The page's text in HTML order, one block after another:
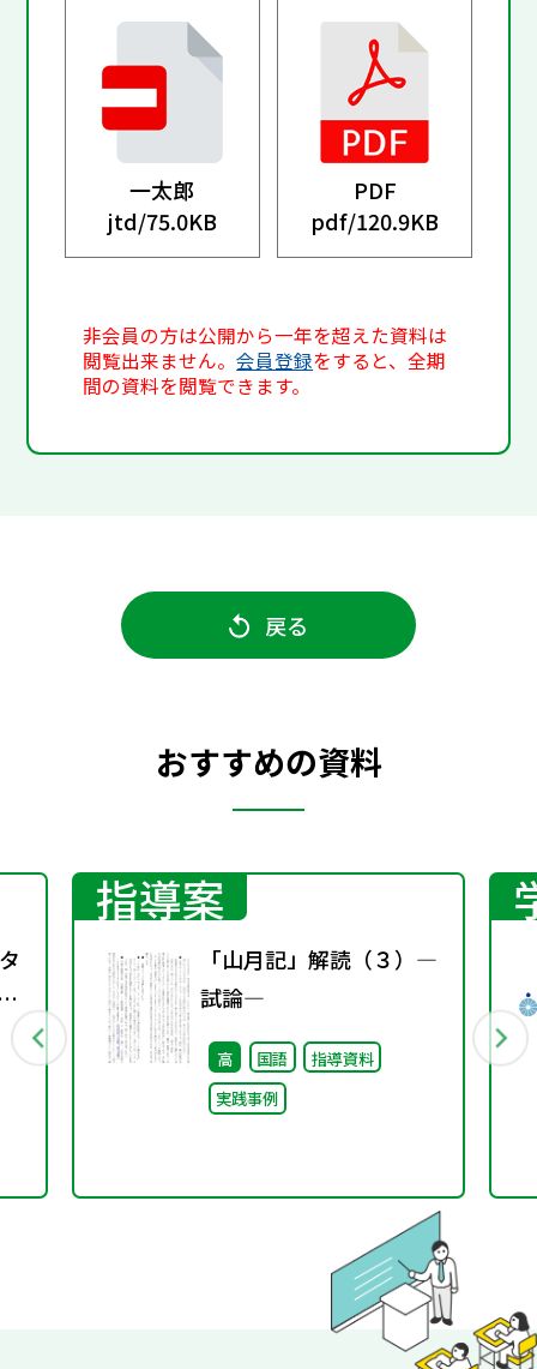
一太郎
jtd/75.0KB
PDF
pdf/120.9KB
非会員の方は公開から一年を超えた資料は
閲覧出来ません。会員登録をすると、全期
間の資料を閲覧できます。
戻る
おすすめの資料
指導案
「山月記」解読（３）―
試論―
高 国語
指導資料
実践事例